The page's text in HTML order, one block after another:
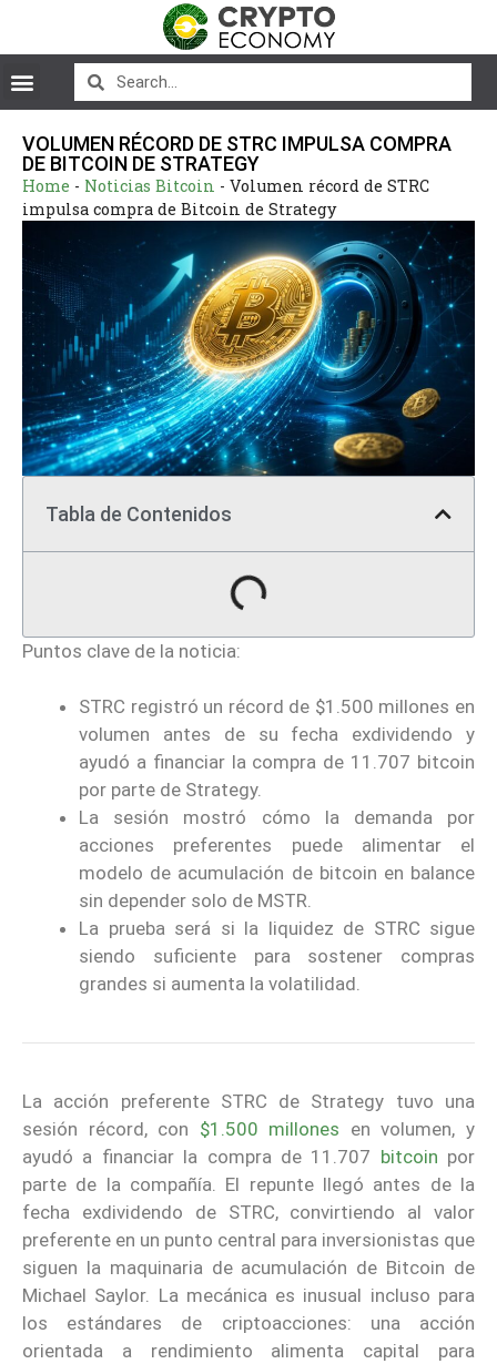
VOLUMEN RÉCORD DE STRC IMPULSA COMPRA
DE BITCOIN DE STRATEGY
Home - Noticias Bitcoin - Volumen récord de STRC
impulsa compra de Bitcoin de Strategy
Tabla de Contenidos
Puntos clave de la noticia:
STRC registró un récord de $1.500 millones en
volumen antes de su fecha exdividendo y
ayudó a financiar la compra de 11.707 bitcoin
por parte de Strategy.
La sesión mostró cómo la demanda por
acciones preferentes puede alimentar el
modelo de acumulación de bitcoin en balance
sin depender solo de MSTR.
La prueba será si la liquidez de STRC sigue
siendo suficiente para sostener compras
grandes si aumenta la volatilidad.
La acción preferente STRC de Strategy tuvo una
sesión récord, con $1.500 millones en volumen, y
ayudó a financiar la compra de 11.707 bitcoin por
parte de la compañía. El repunte llegó antes de la
fecha exdividendo de STRC, convirtiendo al valor
preferente en un punto central para inversionistas que
siguen la maquinaria de acumulación de Bitcoin de
Michael Saylor. La mecánica es inusual incluso para
los estándares de criptoacciones: una acción
orientada a rendimiento alimenta capital para